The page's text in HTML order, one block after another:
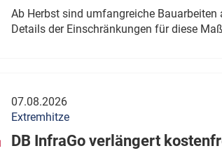
Ab Herbst sind umfangreiche
Details der Einschränkungen für diese
07.08.2026
Extremhitze
DB InfraGo verlängert